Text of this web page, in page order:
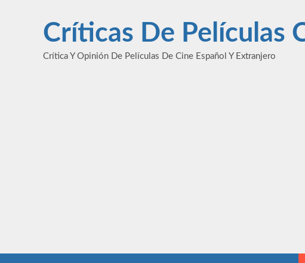
contenidoCríticas De Películas
Crítica Y Opinión De Películas De Cine Español Y Extranjero